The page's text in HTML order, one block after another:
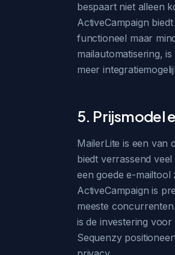
bespaart niet alleen
ActiveCampaign
functioneel maar
mailautomatisering,
meer
5. Prijsmodel
MailerLite is een van
biedt verrassend
een goede e-
ActiveCampaign is
meeste
is de investering
Sequenzy